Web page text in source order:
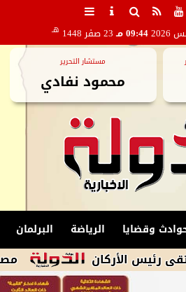
09:44 مـ 23 صفر 1448 هـ
مستشار التحرير
محمود نفادي
وقضايا الرياضة البرلمان
مصر تتقدم بطلب لاستضافة